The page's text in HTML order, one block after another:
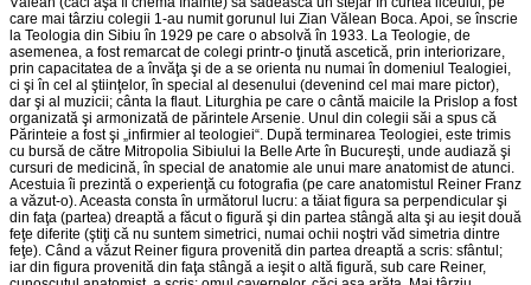
care mai târziu colegii 1-au numit gorunul lui Zian Vălean Boca. Apoi, se înscrie
la Teologia din Sibiu în 1929 pe care o absolvă în 1933. La Teologie, de
asemenea, a fost remarcat de colegi printr-o ţinută ascetică, prin interiorizare,
prin capacitatea de a învăţa şi de a se orienta nu numai în domeniul Tealogiei,
ci şi în cel al ştiinţelor, în special al desenului (devenind cel mai mare pictor),
dar şi al muzicii; cânta la flaut. Liturghia pe care o cântă maicile la Prislop a fost
organizată şi armonizată de părintele Arsenie. Unul din colegii săi a spus că
Părinteie a fost şi „infirmier al teologiei“. După terminarea Teologiei, este trimis
cu bursă de către Mitropolia Sibiului la Belle Arte în Bucureşti, unde audiază şi
cursuri de medicină, în special de anatomie ale unui mare anatomist de atunci.
Acestuia îi prezintă o experienţă cu fotografia (pe care anatomistul Reiner Franz
a văzut-o). Aceasta consta în următorul lucru: a tăiat figura sa perpendicular şi
din faţa (partea) dreaptă a făcut o figură şi din partea stângă alta şi au ieşit două
feţe diferite (ştiţi că nu suntem simetrici, numai ochii noştri văd simetria dintre
feţe). Când a văzut Reiner figura provenită din partea dreaptă a scris: sfântul;
iar din figura provenită din faţa stângă a ieşit o altă figură, sub care Reiner,